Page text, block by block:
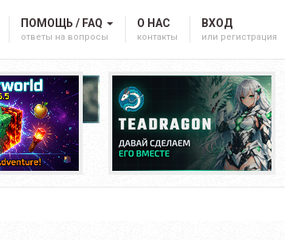
ПОМОЩЬ / FAQ
ответы на вопросы
О НАС
контакты
ВХОД
или регистрация